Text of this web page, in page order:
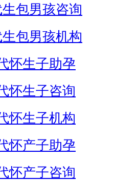
包男孩咨询
包男孩机构
怀生子助孕
怀生子咨询
怀生子机构
怀产子助孕
怀产子咨询